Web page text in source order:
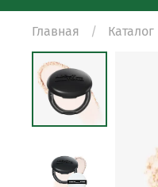
Главная Каталог